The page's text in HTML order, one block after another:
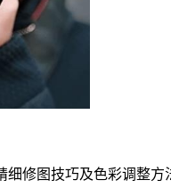
修图技巧及色彩调整